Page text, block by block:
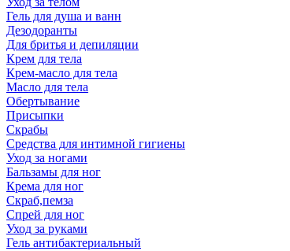
Гель для душа и ванн
Дезодоранты
Для бритья и депиляции
Крем для тела
Крем-масло для тела
Масло для тела
Обертывание
Присыпки
Скрабы
Средства для интимной гигиены
Уход за ногами
Бальзамы для ног
Крема для ног
Скраб,пемза
Спрей для ног
Уход за руками
Гель антибактериальный